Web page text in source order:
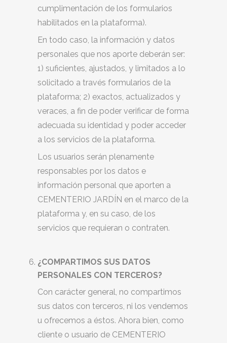
cumplimentación de los formularios
habilitados en la plataforma).
En todo caso, la información y datos
personales que nos aporte deberán ser:
1) suficientes, ajustados, y limitados a lo
solicitado a través formularios de la
plataforma; 2) exactos, actualizados y
veraces, a fin de poder verificar de forma
adecuada su identidad y poder acceder
a los servicios de la plataforma.
Los usuarios serán plenamente
responsables por los datos e
información personal que aporten a
CEMENTERIO JARDÍN en el marco de la
plataforma y, en su caso, de los
servicios que requieran o contraten.
¿COMPARTIMOS SUS DATOS
PERSONALES CON TERCEROS?
Con carácter general, no compartimos
sus datos con terceros, ni los vendemos
u ofrecemos a éstos. Ahora bien, como
cliente o usuario de CEMENTERIO